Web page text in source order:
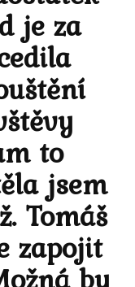
je za
to
jsem
Tomáš
zapojit